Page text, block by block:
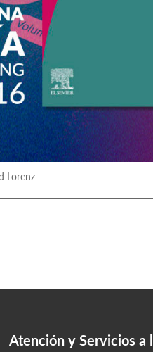
Lorenz
Atención y Servicios a